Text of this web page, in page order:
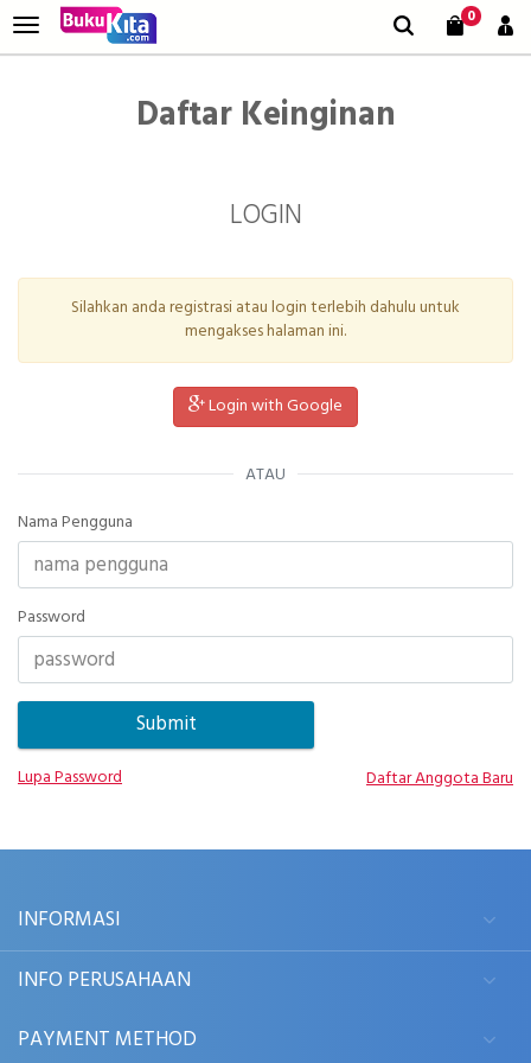
0
Daftar Keinginan
LOGIN
Silahkan anda registrasi atau login terlebih dahulu untuk
mengakses halaman ini.
Login with Google
ATAU
Nama Pengguna
Password
Lupa Password Daftar Anggota Baru
INFORMASI
INFO PERUSAHAAN
PAYMENT METHOD